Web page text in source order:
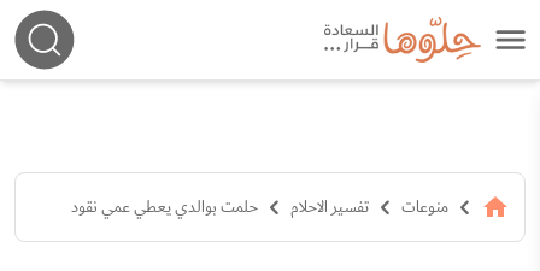
منوعات تفسير الاحلام حلمت بوالدي يعطي عمي نقود